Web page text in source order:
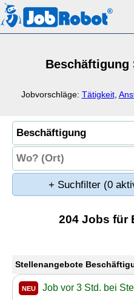
Beschäftigung
Jobvorschläge: Tätigkeit,
+ Suchfilter (0
204 Jobs für
Stellenangebote
NEU Job vor 3 Std. bei